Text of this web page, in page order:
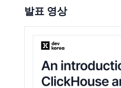
발표 영상